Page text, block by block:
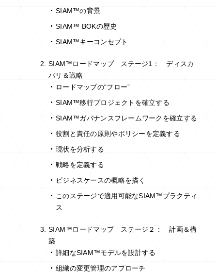
SIAM™の背景
SIAM™ BOKの歴史
SIAM™キーコンセプト
SIAM™ロードマップ ステージ1： ディスカ
バリ＆戦略
ロードマップの“フロー”
SIAM™移行プロジェクトを確立する
SIAM™ガバナンスフレームワークを確立する
役割と責任の原則やポリシーを定義する
現状を分析する
戦略を定義する
ビジネスケースの概略を描く
このステージで適用可能なSIAM™プラクティ
ス
SIAM™ロードマップ ステージ２： 計画＆構
築
詳細なSIAM™モデルを設計する
組織の変更管理のアプローチ